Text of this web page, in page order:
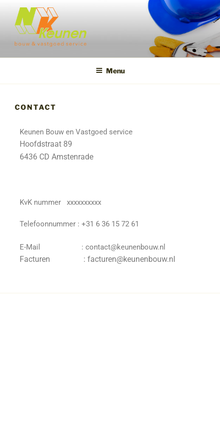
NK BOUW & VASTGOED
Menu
CONTACT
Keunen Bouw en Vastgoed service
Hoofdstraat 89
6436 CD Amstenrade
KvK nummer xxxxxxxxxx
Telefoonnummer : +31 6 36 15 72 61
E-Mail : contact@keunenbouw.nl
Facturen : facturen@keunenbouw.nl